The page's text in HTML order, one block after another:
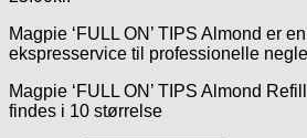
Magpie ‘FULL ON’ TIPS Almond er
ekspresservice til professionelle
Magpie ‘FULL ON’ TIPS Almond
findes i 10 størrelse